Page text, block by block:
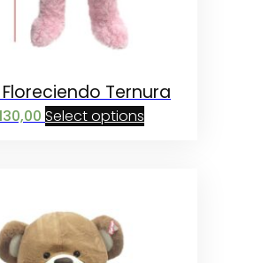
Ternura
Select options